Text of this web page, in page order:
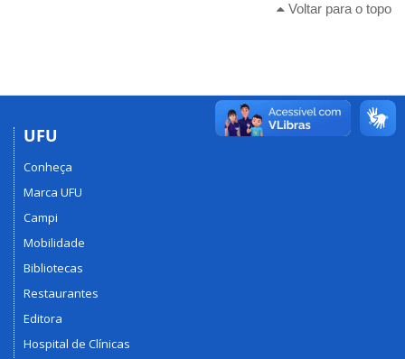
Voltar para o topo
UFU
Conheça
Marca UFU
Campi
Mobilidade
Bibliotecas
Restaurantes
Editora
Hospital de Clínicas